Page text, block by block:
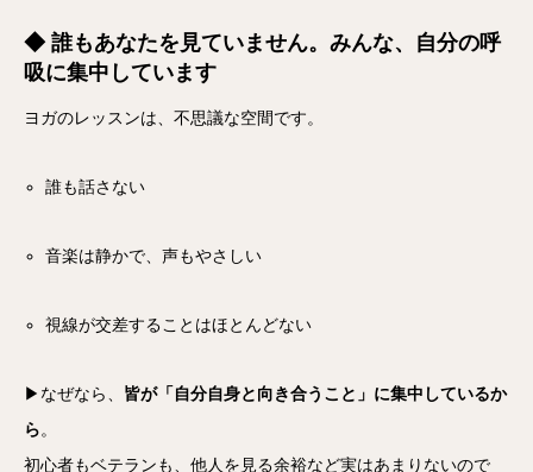
◆ 誰もあなたを見ていません。みんな、自分の呼
吸に集中しています
ヨガのレッスンは、不思議な空間です。
誰も話さない
音楽は静かで、声もやさしい
視線が交差することはほとんどない
▶なぜなら、 皆が「自分自身と向き合うこと」に集中しているか
ら。
初心者もベテランも、他人を見る余裕など実はあまりないので